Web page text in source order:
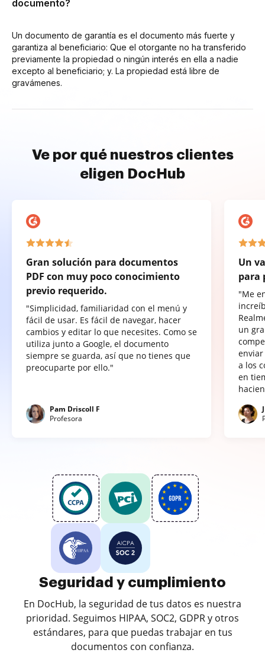
documento?
Un documento de garantía es el documento más fuerte y
garantiza al beneficiario: Que el otorgante no ha transferido
previamente la propiedad o ningún interés en ella a nadie
excepto al beneficiario; y. La propiedad está libre de
gravámenes.
Ve por qué nuestros clientes
eligen DocHub
Gran solución para documentos
PDF con muy poco conocimiento
previo requerido.
"Simplicidad, familiaridad con el menú y
fácil de usar. Es fácil de navegar, hacer
cambios y editar lo que necesites. Como se
utiliza junto a Google, el documento
siempre se guarda, así que no tienes que
preocuparte por ello."
Pam Driscoll F
Profesora
Un
para
"Me
un
a los
en
Seguridad y cumplimiento
En DocHub, la seguridad de tus datos es nuestra
prioridad. Seguimos HIPAA, SOC2, GDPR y otros
estándares, para que puedas trabajar en tus
documentos con confianza.